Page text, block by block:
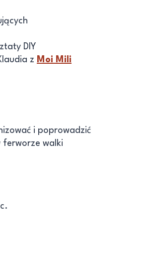
DIY
z Moi Mili
i poprowadzić
ferworze walki